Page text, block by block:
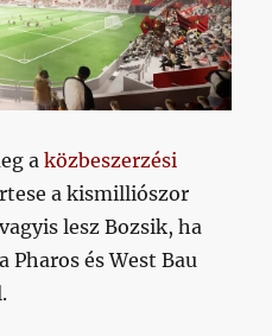
aközbeszerzési
a kismilliószor
lesz Bozsik, ha
Pharos és West Bau